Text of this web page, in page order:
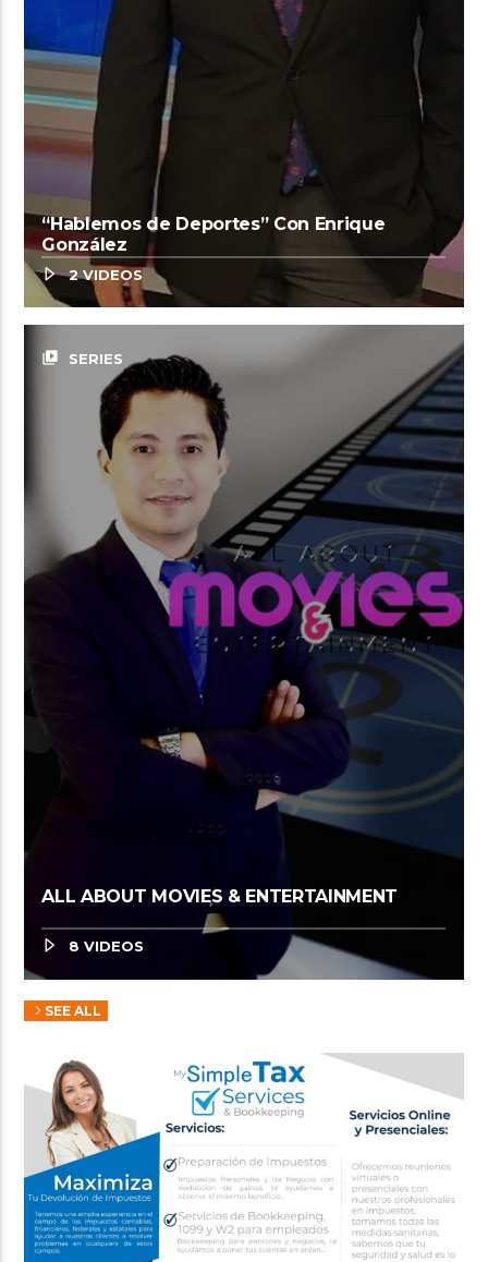
“Hablemos de Deportes” Con Enrique
González
2 VIDEOS
video_library SERIES
ALL ABOUT MOVIES & ENTERTAINMENT
8 VIDEOS
SEE ALL